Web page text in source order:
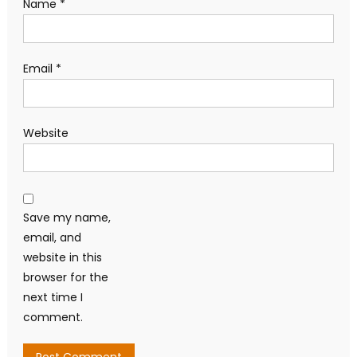
Name *
Email *
Website
Save my name,
email, and
website in this
browser for the
next time I
comment.